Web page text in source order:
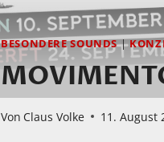
BESONDERE SOUNDS|
Von Claus Volke 11. August